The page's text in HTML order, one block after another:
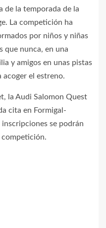
de la temporada de la
La competición ha
por niños y niñas
que nunca, en una
y amigos en unas pistas
el estreno.
la Audi Salomon Quest
cita en Formigal-
inscripciones se podrán
competición.